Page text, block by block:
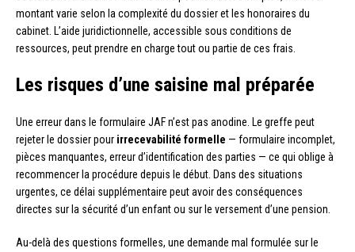
montant varie selon la complexité du dossier et les honoraires du
cabinet. L’aide juridictionnelle, accessible sous conditions de
ressources, peut prendre en charge tout ou partie de ces frais.
Les risques d’une saisine mal préparée
Une erreur dans le formulaire JAF n’est pas anodine. Le greffe peut
rejeter le dossier pour irrecevabilité formelle — formulaire incomplet,
pièces manquantes, erreur d’identification des parties — ce qui oblige à
recommencer la procédure depuis le début. Dans des situations
urgentes, ce délai supplémentaire peut avoir des conséquences
directes sur la sécurité d’un enfant ou sur le versement d’une pension.
Au-delà des questions formelles, une demande mal formulée sur le